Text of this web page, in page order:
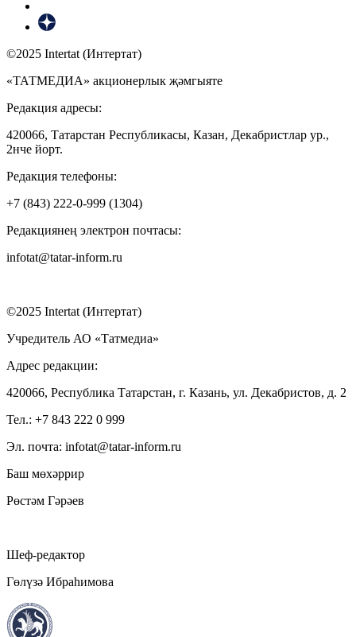
©2025 Intertat (Интертат)
«ТАТМЕДИА» акционерлык җәмгыяте
Редакция адресы:
420066, Татарстан Республикасы, Казан, Декабристлар ур.,
2нче йорт.
Редакция телефоны:
+7 (843) 222-0-999 (1304)
Редакциянең электрон почтасы:
infotat@tatar-inform.ru
©2025 Intertat (Интертат)
Учредитель АО «Татмедиа»
Адрес редакции:
420066, Республика Татарстан, г. Казань, ул. Декабристов, д. 2
Тел.: +7 843 222 0 999
Эл. почта: infotat@tatar-inform.ru
Баш мөхәррир
Рөстәм Гәрәев
Шеф-редактор
Гөлүзә Ибраһимова